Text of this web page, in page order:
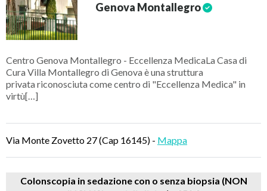
Genova Montallegro
Centro Genova Montallegro - Eccellenza MedicaLa Casa di
Cura Villa Montallegro di Genova è una struttura
privata riconosciuta come centro di "Eccellenza Medica" in
virtù[…]
Via Monte Zovetto 27 (Cap 16145) - Mappa
Colonscopia in sedazione con o senza biopsia (NON